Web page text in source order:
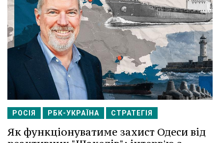
РОСІЯ РБК-УКРАЇНА СТРАТЕГІЯ
Як функціонуватиме захист Одеси від